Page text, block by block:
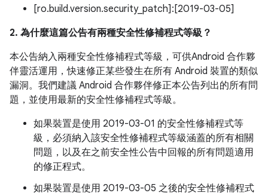
[ro.build.version.security_patch]:[2019-03-05]
2. 為什麼這篇公告有兩種安全性修補程式等級？
本公告納入兩種安全性修補程式等級，可供Android 合作夥
伴靈活運用，快速修正某些發生在所有 Android 裝置的類似
漏洞。我們建議 Android 合作夥伴修正本公告列出的所有問
題，並使用最新的安全性修補程式等級。
如果裝置是使用 2019-03-01 的安全性修補程式等
級，必須納入該安全性修補程式等級涵蓋的所有相關
問題，以及在之前安全性公告中回報的所有問題適用
的修正程式。
如果裝置是使用 2019-03-05 之後的安全性修補程式